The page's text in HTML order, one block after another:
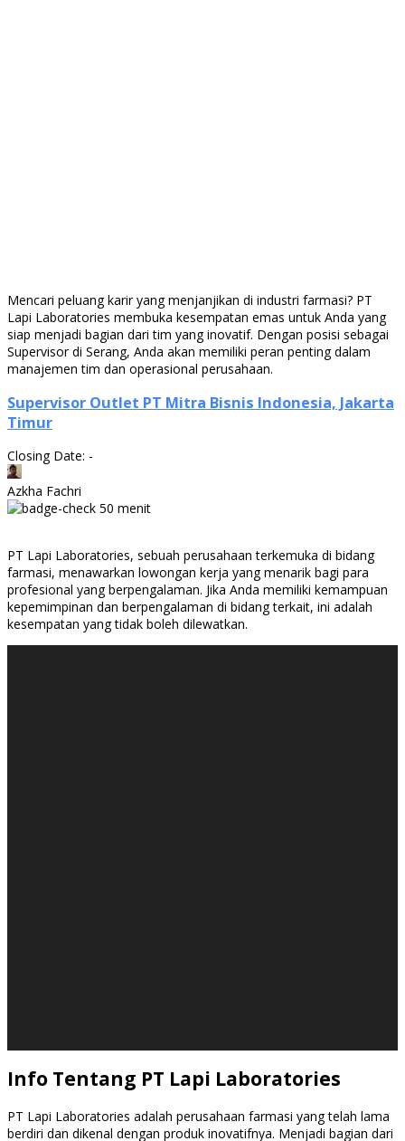
Mencari peluang karir yang menjanjikan di industri farmasi? PT
Lapi Laboratories membuka kesempatan emas untuk Anda yang
siap menjadi bagian dari tim yang inovatif. Dengan posisi sebagai
Supervisor di Serang, Anda akan memiliki peran penting dalam
manajemen tim dan operasional perusahaan.
Supervisor Outlet PT Mitra Bisnis Indonesia, Jakarta
Timur
Closing Date: -
Azkha Fachri
50 menit
PT Lapi Laboratories, sebuah perusahaan terkemuka di bidang
farmasi, menawarkan lowongan kerja yang menarik bagi para
profesional yang berpengalaman. Jika Anda memiliki kemampuan
kepemimpinan dan berpengalaman di bidang terkait, ini adalah
kesempatan yang tidak boleh dilewatkan.
Info Tentang PT Lapi Laboratories
PT Lapi Laboratories adalah perusahaan farmasi yang telah lama
berdiri dan dikenal dengan produk inovatifnya. Menjadi bagian dari